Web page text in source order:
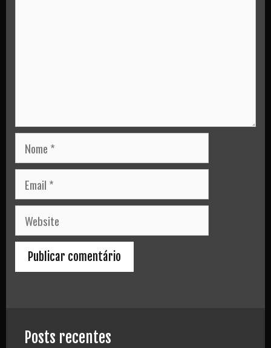
Nome
Email
Website
Posts recentes